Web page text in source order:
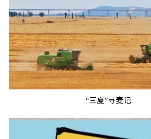
“三夏”寻麦记